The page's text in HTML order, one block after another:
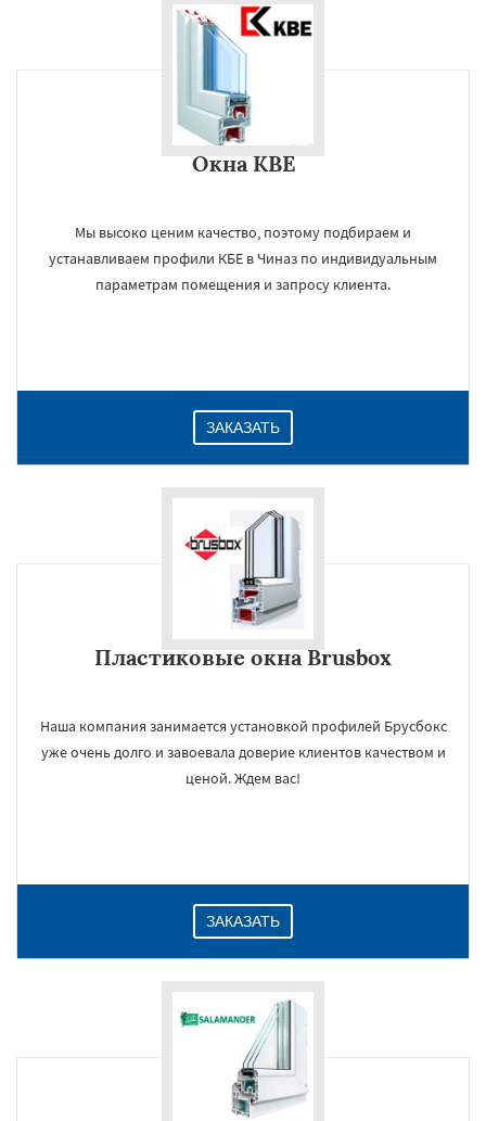
Окна KBE
Мы высоко ценим качество, поэтому подбираем и
устанавливаем профили КБЕ в Чиназ по индивидуальным
параметрам помещения и запросу клиента.
ЗАКАЗАТЬ
Пластиковые окна Brusbox
Наша компания занимается установкой профилей Брусбокс
уже очень долго и завоевала доверие клиентов качеством и
ценой. Ждем вас!
ЗАКАЗАТЬ